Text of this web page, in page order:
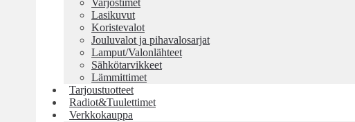
Varjostimet
Lasikuvut
Koristevalot
Jouluvalot ja pihavalosarjat
Lamput/Valonlähteet
Sähkötarvikkeet
Lämmittimet
Tarjoustuotteet
Radiot&Tuulettimet
Verkkokauppa